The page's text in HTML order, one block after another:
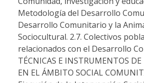
Metodología del Desarrollo
Desarrollo Comunitario y la
Sociocultural. 2.7. Colectivos
relacionados con el Desarrollo
TÉCNICAS E INSTRUMENTOS
EN EL ÁMBITO SOCIAL